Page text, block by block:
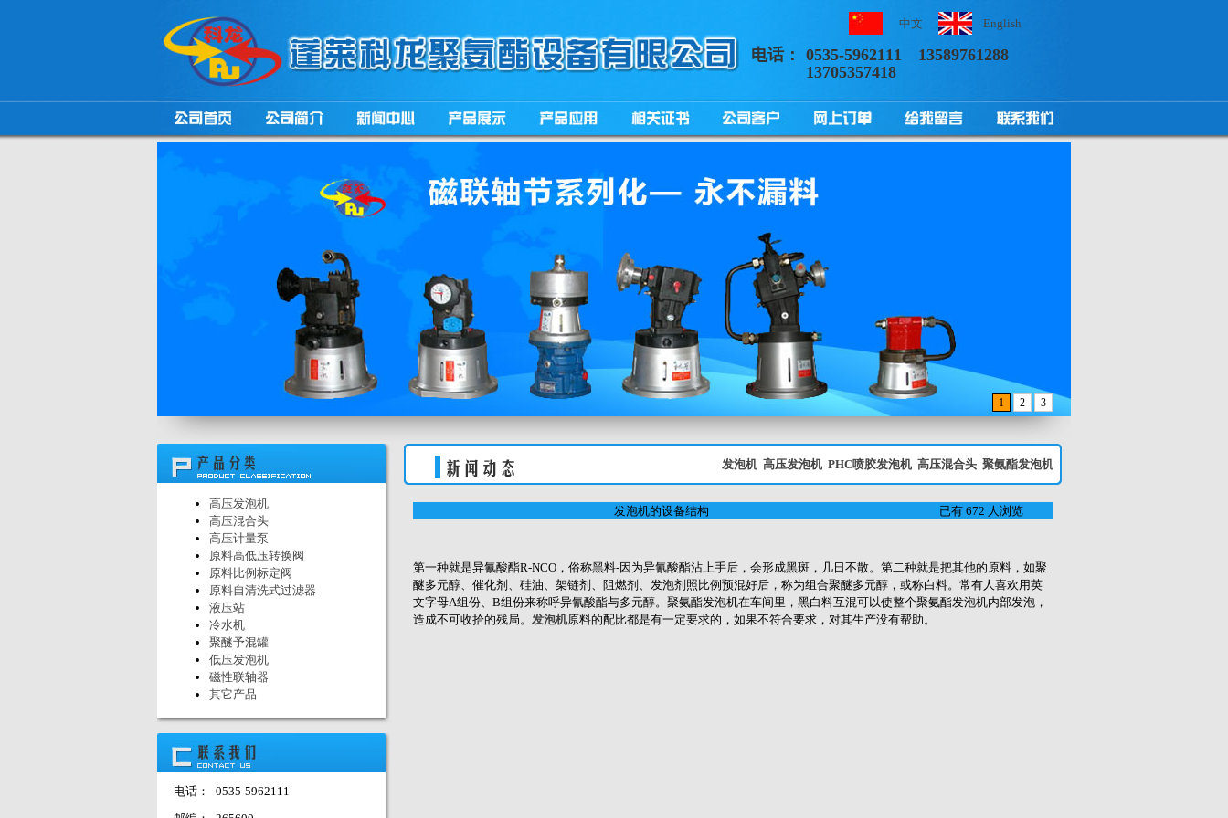
中文 English
电话： 0535-5962111 13589761288
13705357418
1 2 3
高压发泡机
高压混合头
高压计量泵
原料高低压转换阀
原料比例标定阀
原料自清洗式过滤器
液压站
冷水机
聚醚予混罐
低压发泡机
磁性联轴器
其它产品
电话：
0535-5962111
发泡机 高压发泡机 PHC喷胶发泡机 高压混合头 聚氨酯发泡机
发泡机的设备结构 已有 672 人浏览
第一种就是异氰酸酯R-NCO，俗称黑料-因为异氰酸酯沾上手后，会形成黑斑，几日不散。第二种就是把其他的原料，如聚
醚多元醇、催化剂、硅油、架链剂、阻燃剂、发泡剂照比例预混好后，称为组合聚醚多元醇，或称白料。常有人喜欢用英
文字母A组份、B组份来称呼异氰酸酯与多元醇。聚氨酯发泡机在车间里，黑白料互混可以使整个聚氨酯发泡机内部发泡，
造成不可收拾的残局。 发泡机原料的配比都是有一定要求的，如果不符合要求，对其生产没有帮助。